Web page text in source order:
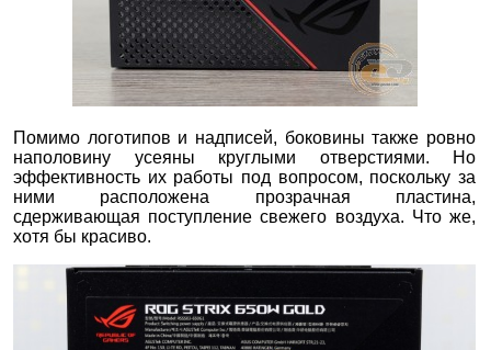
Помимо логотипов и надписей, боковины также ровно
наполовину усеяны круглыми отверстиями. Но
эффективность их работы под вопросом, поскольку за
ними расположена прозрачная пластина,
сдерживающая поступление свежего воздуха. Что же,
хотя бы красиво.